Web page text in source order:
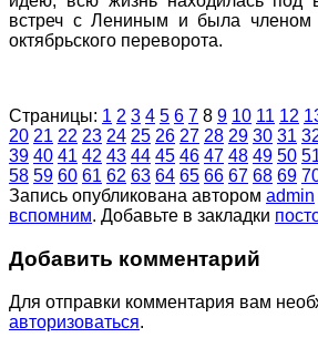
встреч с Лениным и была
октябрьского переворота.
Страницы: 1 2 3 4 5 6 7 8 9 10 11 12
20 21 22 23 24 25 26 27 28 29 30 31
39 40 41 42 43 44 45 46 47 48 49 50
58 59 60 61 62 63 64 65 66 67 68 69
Запись опубликована автором admin
вспомним. Добавьте в закладки
Добавить комментарий
Для отправки комментария вам
авторизоваться.